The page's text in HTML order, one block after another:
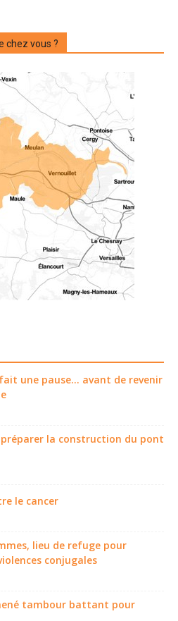
chez vous ?
une pause... avant de revenir
préparer la construction du pont
le cancer
lieu de refuge pour
conjugales
tambour battant pour